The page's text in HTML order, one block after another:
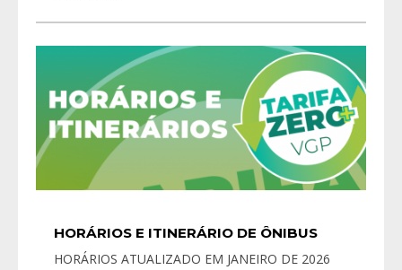
HORÁRIOS E ITINERÁRIO DE ÔNIBUS
HORÁRIOS ATUALIZADO EM JANEIRO DE 2026